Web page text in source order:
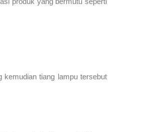
kemudian tiang lampu tersebut